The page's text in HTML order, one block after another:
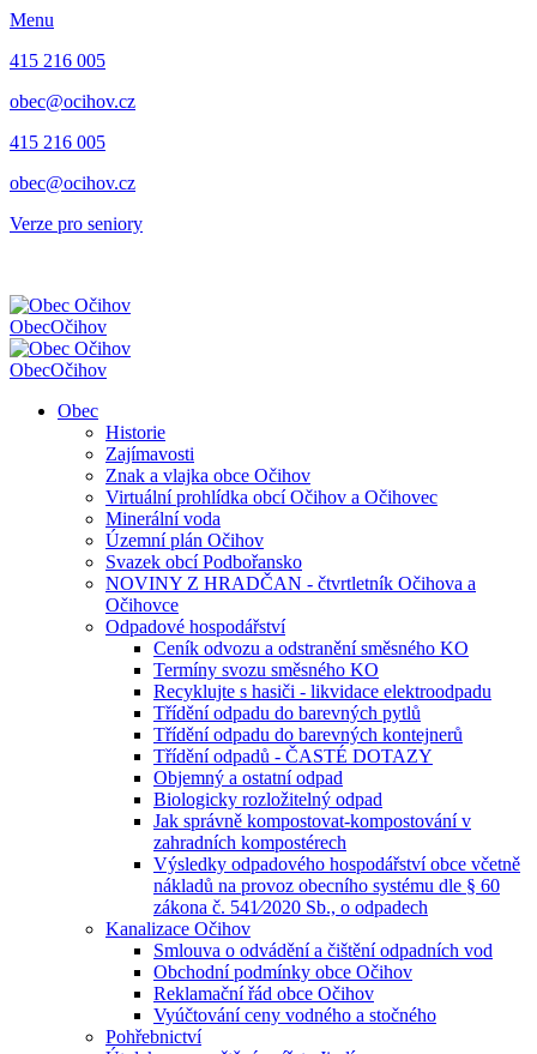
Menu
415 216 005
obec@ocihov.cz
415 216 005
obec@ocihov.cz
Verze pro seniory
ObecOčihov
ObecOčihov
Obec
Historie
Zajímavosti
Znak a vlajka obce Očihov
Virtuální prohlídka obcí Očihov a Očihovec
Minerální voda
Územní plán Očihov
Svazek obcí Podbořansko
NOVINY Z HRADČAN - čtvrtletník Očihova a
Očihovce
Odpadové hospodářství
Ceník odvozu a odstranění směsného KO
Termíny svozu směsného KO
Recyklujte s hasiči - likvidace elektroodpadu
Třídění odpadu do barevných pytlů
Třídění odpadu do barevných kontejnerů
Třídění odpadů - ČASTÉ DOTAZY
Objemný a ostatní odpad
Biologicky rozložitelný odpad
Jak správně kompostovat-kompostování v
zahradních kompostérech
Výsledky odpadového hospodářství obce včetně
nákladů na provoz obecního systému dle § 60
zákona č. 541⁄2020 Sb., o odpadech
Kanalizace Očihov
Smlouva o odvádění a čištění odpadních vod
Obchodní podmínky obce Očihov
Reklamační řád obce Očihov
Vyúčtování ceny vodného a stočného
Pohřebnictví